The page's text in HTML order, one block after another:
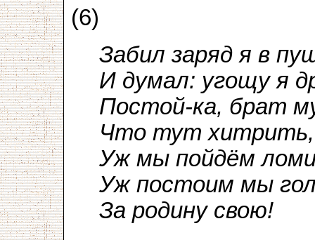
(6)
Забил заряд я в
И думал: угощу я
Постой-ка, брат
Что тут хитрить,
Уж мы пойдём
Уж постоим мы
За родину свою!